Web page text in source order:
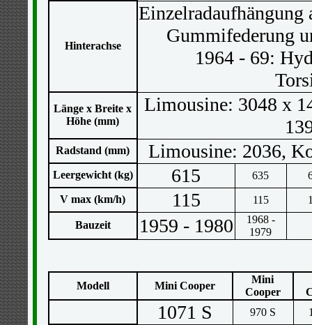
Hinterachse
Einzelradaufhängung
Gummifederung
1964 - 69:
Länge x Breite x
Höhe (mm)
Limousine: 3048 x
Radstand (mm) Limousine: 2036,
Leergewicht (kg) 615 635
V max (km/h)
115 115
Bauzeit 1959 - 1980
1968 -
1979
Modell Mini Cooper
Mini
Cooper
1071 S 970 S